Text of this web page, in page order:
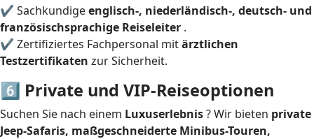
✔ Sachkundigeenglisch-, niederländisch-, deutsch- und
französischsprachige Reiseleiter .
✔ Zertifiziertes Fachpersonal mitärztlichen
Testzertifikaten zur Sicherheit.
6️⃣ Private und VIP-Reiseoptionen
Suchen Sie nach einem Luxuserlebnis? Wir bieten private
Jeep-Safaris, maßgeschneiderte Minibus-Touren,